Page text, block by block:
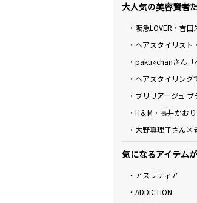
大人気の美容賢者
・阪急LOVER・吉
・ヘアスタイリス
・paku⭐︎chanさん
・ヘアスタイリン
・ブリリアージュ
・H＆M・長井かお
・大野真理子さん×
気になるアイテム
・アスレティア
・ADDICTION